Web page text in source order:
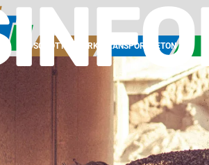
SCHOTTERWERK TRANSPORTBETON